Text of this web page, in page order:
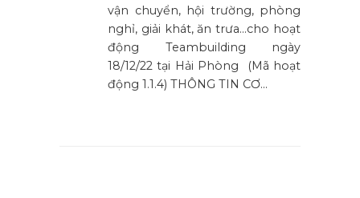
vận chuyển, hội trường, phòng
nghỉ, giải khát, ăn trưa…cho hoạt
động Teambuilding ngày
18/12/22 tại Hải Phòng (Mã hoạt
động 1.1.4) THÔNG TIN CƠ…